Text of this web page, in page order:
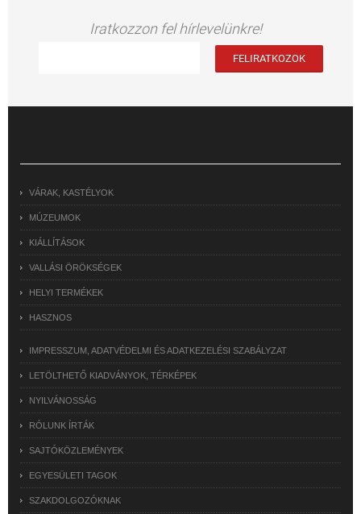
Iratkozzon fel hírlevelünkre!
VÁRAK, KASTÉLYOK
MÚZEUMOK
KIÁLLÍTÁSOK
VALLÁSI ÖRÖKSÉGEK
HELYI TERMÉKEK
HASZNOS
IMPRESSZUM, ADATVÉDELMI ÉS ADATKEZELÉSI SZABÁLYZAT
LETÖLTHETŐ KIADVÁNYOK, TÉRKÉPEK
NYILVÁNOSSÁG
RÓLUNK ÍRTÁK
SAJTÓKÖZLEMÉNYEK
EGYESÜLETI TAGOK
SZAKDOLGOZÓKNAK